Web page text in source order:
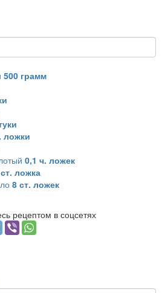
500 грамм
ложки
0,1 ч. ложек
ст. ложка
8 ст. ложек
рецептом в соцсетях